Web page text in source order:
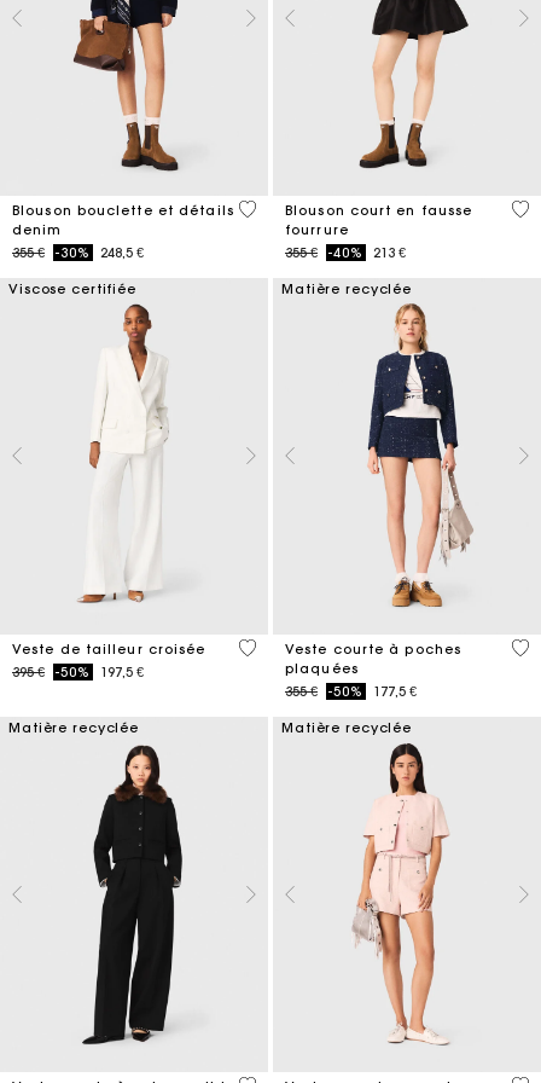
Blouson bouclette et détails
denim
Price reduced from
355 €to-30% 248,5 €
5 out of 5 Customer Rating
Blouson court en fausse
fourrure
Price reduced from
355 €to-40% 213 €
4,5
Viscose certifiée
Veste de tailleur croisée
Price reduced from
395 €to-50% 197,5 €
5 out of 5 Customer Rating
Matière recyclée
Veste courte à poches
plaquées
Price reduced from
355 €to-50% 177,5 €
3,1
Matière recyclée Matière recyclée